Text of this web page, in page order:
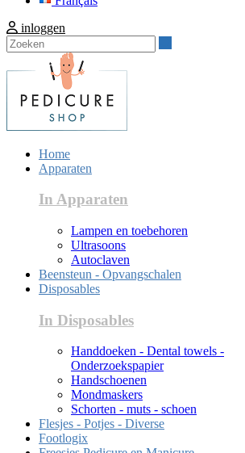
inloggen
Home
Apparaten
In Apparaten
Lampen en toebehoren
Ultrasoons
Autoclaven
Beensteun - Opvangschalen
Disposables
In Disposables
Handdoeken - Dental towels -
Onderzoekspapier
Handschoenen
Mondmaskers
Schorten - muts - schoen
Flesjes - Potjes - Diverse
Footlogix